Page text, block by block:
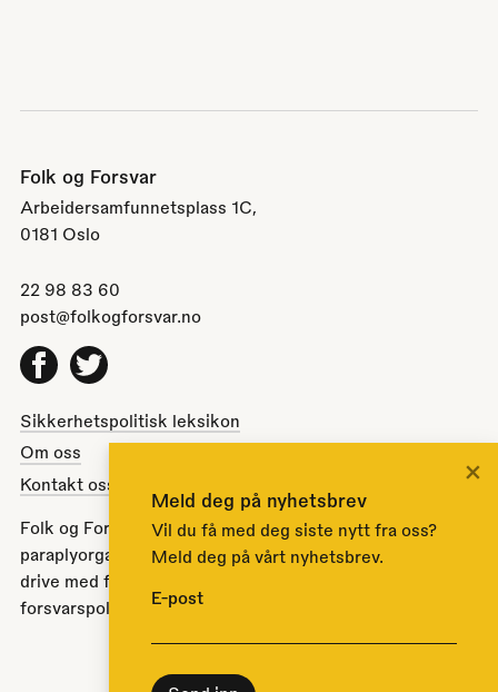
Folk og Forsvar
Arbeidersamfunnetsplass 1C,
0181 Oslo
22 98 83 60
post@folkogforsvar.no
Facebook
Twitter
Sikkerhetspolitisk leksikon
Om oss
Kontakt oss
Folk og Forsvar er en partipolitisk nøytral
paraplyorganisasjon opprettet av Stortinget i 1951 for å
drive med folkeopplysning om norsk sikkerhets- og
forsvarspolitikk.
Meld deg på nyhetsbrev
Vil du få med deg siste nytt fra oss?
Meld deg på vårt nyhetsbrev.
E-post
×